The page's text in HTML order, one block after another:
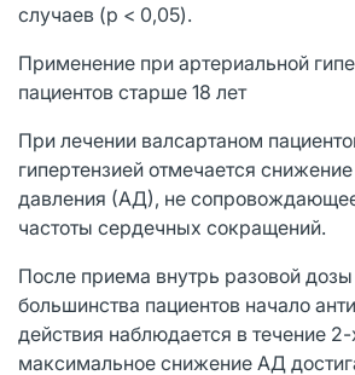
случаев (p < 0,05).
Применение при артериальной
пациентов старше 18 лет
При лечении валсартаном
гипертензией отмечается
давления (АД), не
частоты сердечных сокращений.
После приема внутрь разовой
большинства пациентов начало
действия наблюдается в течение 2-
максимальное снижение АД